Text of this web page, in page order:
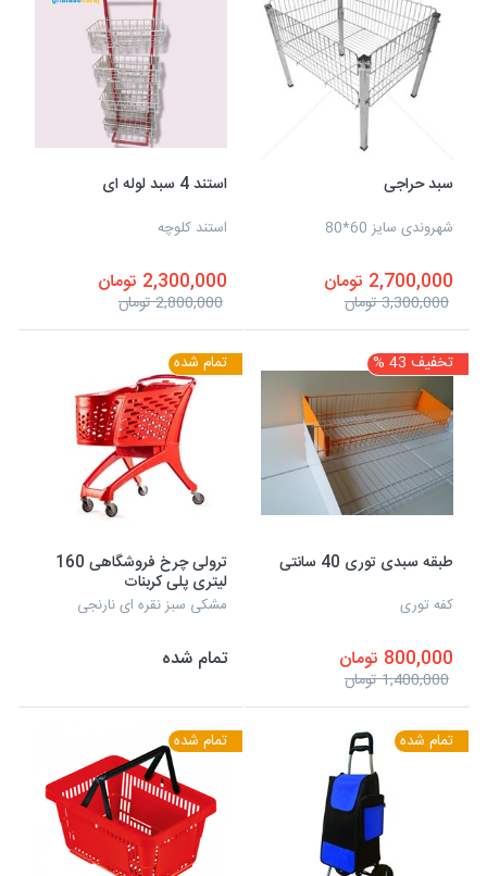
سبد حراجی
شهروندی سایز 60*80
2,700,000 تومان
3,300,000 تومان
استند 4 سبد لوله ای
استند کلوچه
2,300,000 تومان
2,800,000 تومان
تخفیف 43 %
طبقه سبدی توری 40 سانتی
کفه توری
800,000 تومان
1,400,000 تومان
تمام شده
ترولی چرخ فروشگاهی 160
لیتری پلی کربنات
مشکی سبز نقره ای نارنجی
تمام شده
تمام شده تمام شده